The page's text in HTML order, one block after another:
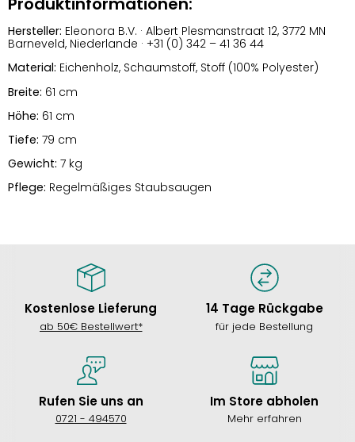
Hersteller: Eleonora B.V. · Albert Plesmanstraat 12, 3772 MN
Barneveld, Niederlande · +31 (0) 342 – 41 36 44
Material: Eichenholz, Schaumstoff, Stoff (100% Polyester)
Breite: 61 cm
Höhe: 61 cm
Tiefe: 79 cm
Gewicht: 7 kg
Pflege: Regelmäßiges Staubsaugen
Kostenlose Lieferung
ab 50€ Bestellwert*
14 Tage Rückgabe
für jede Bestellung
Rufen Sie uns an
0721 - 494570
Im Store abholen
Mehr erfahren